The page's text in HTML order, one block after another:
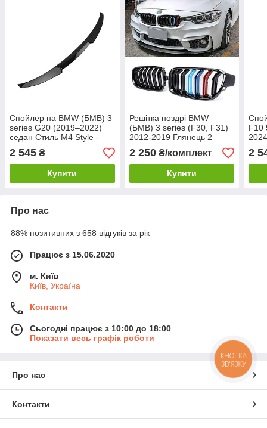
Спойлер на BMW (БМВ) 3
series G20 (2019–2022)
седан Стиль M4 Style -
чорний глянець
2 545 ₴
Купити
Решітка ноздрі BMW
(БМВ) 3 series (F30, F31)
2012-2019 Глянець 2
ребра M-color
2 250₴/комплект
Купити
F10
2
Про нас
88% позитивних з 658 відгуків за рік
Працює з 15.06.2020
м. Київ
Київ, Україна
Контакти
Сьогодні працює з 10:00 до 18:00
Показати весь графік роботи
Про нас
Контакти
КНОПКА
ЗВ'ЯЗКУ